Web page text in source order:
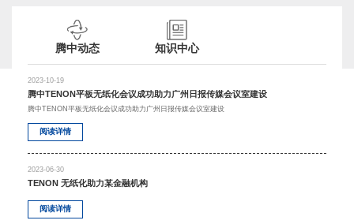
腾中动态 知识中心
2023-10-19
腾中TENON平板无纸化会议成功助力广州日报传媒会议室建设
腾中TENON平板无纸化会议成功助力广州日报传媒会议室建设
阅读详情
2023-06-30
TENON 无纸化助力某金融机构
阅读详情